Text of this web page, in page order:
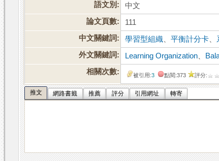
語文別:
中文
論文頁數:
111
中文關鍵詞:
學習型組織 、平衡計分卡
外文關鍵詞:
Learning Organization
相關次數:
被引用:3 點閱:373 評分:
推文 網路書籤 推薦 評分 引用網址 轉寄